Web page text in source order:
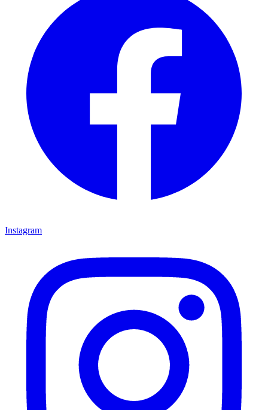
Instagram